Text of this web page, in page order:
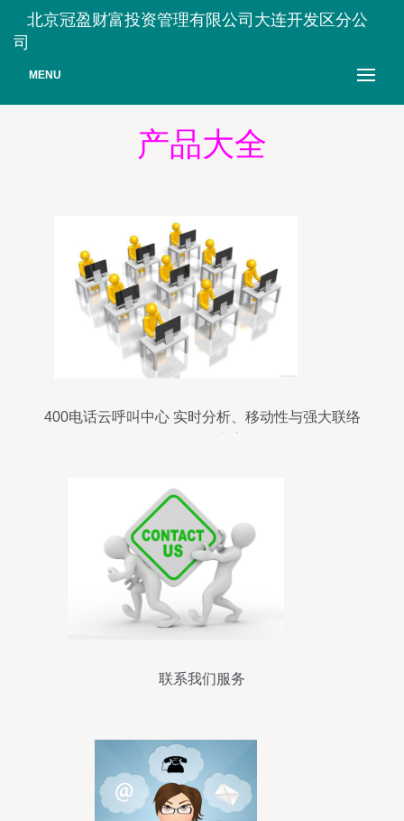
北京冠盈财富投资管理有限公司大连开发区分公
司
MENU
产品大全
400电话云呼叫中心 实时分析、移动性与强大联络
联系我们服务